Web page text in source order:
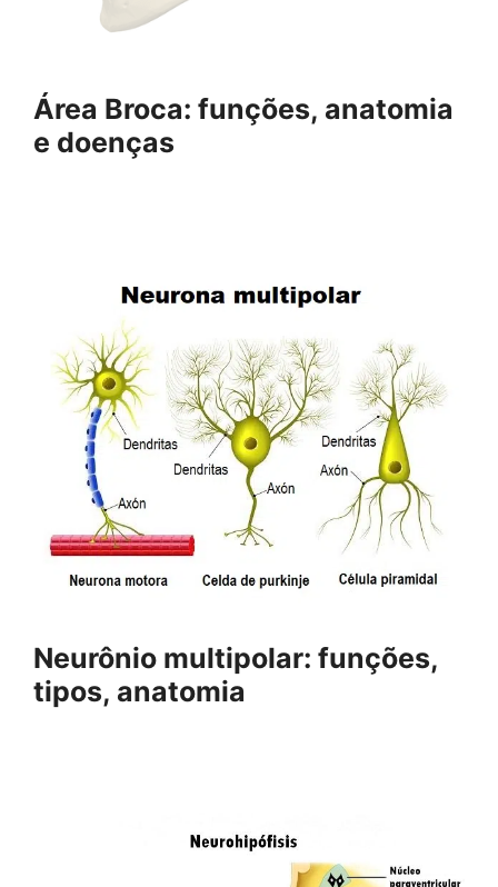
Área Broca: funções, anatomia
e doenças
Neurônio multipolar: funções,
tipos, anatomia